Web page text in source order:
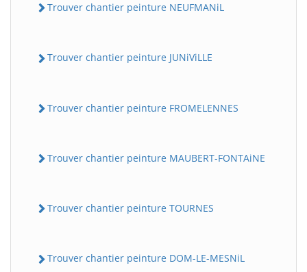
Trouver chantier peinture NEUFMANiL
Trouver chantier peinture JUNiViLLE
Trouver chantier peinture FROMELENNES
Trouver chantier peinture MAUBERT-FONTAiNE
Trouver chantier peinture TOURNES
Trouver chantier peinture DOM-LE-MESNiL